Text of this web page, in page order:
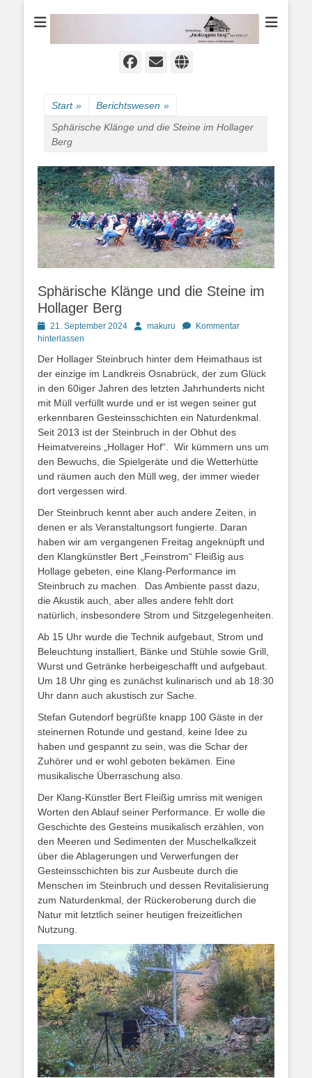
Heimathaus
Hollager Hof v.
Facebook
E-
Website
Start » Berichtswesen »
Sphärische Klänge und die Steine im Hollager
Berg
Sphärische Klänge und die Steine im
Hollager Berg
Posted
on
21. September 2024 Autormakuru
Kommentar
hinterlassen
Der Hollager Steinbruch hinter dem Heimathaus ist
der einzige im Landkreis Osnabrück, der zum Glück
in den 60iger Jahren des letzten Jahrhunderts nicht
mit Müll verfüllt wurde und er ist wegen seiner gut
erkennbaren Gesteinsschichten ein Naturdenkmal.
Seit 2013 ist der Steinbruch in der Obhut des
Heimatvereins „Hollager Hof“. Wir kümmern uns um
den Bewuchs, die Spielgeräte und die Wetterhütte
und räumen auch den Müll weg, der immer wieder
dort vergessen wird.
Der Steinbruch kennt aber auch andere Zeiten, in
denen er als Veranstaltungsort fungierte. Daran
haben wir am vergangenen Freitag angeknüpft und
den Klangkünstler Bert „Feinstrom“ Fleißig aus
Hollage gebeten, eine Klang-Performance im
Steinbruch zu machen. Das Ambiente passt dazu,
die Akustik auch, aber alles andere fehlt dort
natürlich, insbesondere Strom und Sitzgelegenheiten.
Ab 15 Uhr wurde die Technik aufgebaut, Strom und
Beleuchtung installiert, Bänke und Stühle sowie Grill,
Wurst und Getränke herbeigeschafft und aufgebaut.
Um 18 Uhr ging es zunächst kulinarisch und ab 18:30
Uhr dann auch akustisch zur Sache.
Stefan Gutendorf begrüßte knapp 100 Gäste in der
steinernen Rotunde und gestand, keine Idee zu
haben und gespannt zu sein, was die Schar der
Zuhörer und er wohl geboten bekämen. Eine
musikalische Überraschung also.
Der Klang-Künstler Bert Fleißig umriss mit wenigen
Worten den Ablauf seiner Performance. Er wolle die
Geschichte des Gesteins musikalisch erzählen, von
den Meeren und Sedimenten der Muschelkalkzeit
über die Ablagerungen und Verwerfungen der
Gesteinsschichten bis zur Ausbeute durch die
Menschen im Steinbruch und dessen Revitalisierung
zum Naturdenkmal, der Rückeroberung durch die
Natur mit letztlich seiner heutigen freizeitlichen
Nutzung.